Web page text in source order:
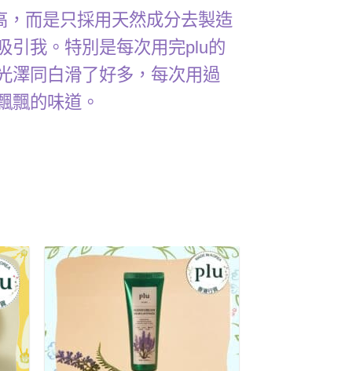
，而是只採用天然成分去製造
引我。特別是每次用完plu的
澤同白滑了好多，每次用過
飄的味道。